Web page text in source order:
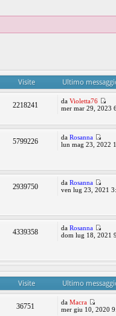
Visite Ultimo
2218241 da Violetta76
mer mar 29, 2023
5799226 da Rosanna
lun mag 23, 2022
2939750 da Rosanna
ven lug 23, 2021
4339358 da Rosanna
dom lug 18, 2021
Visite Ultimo
36751 da Macra
mer giu 10, 2020